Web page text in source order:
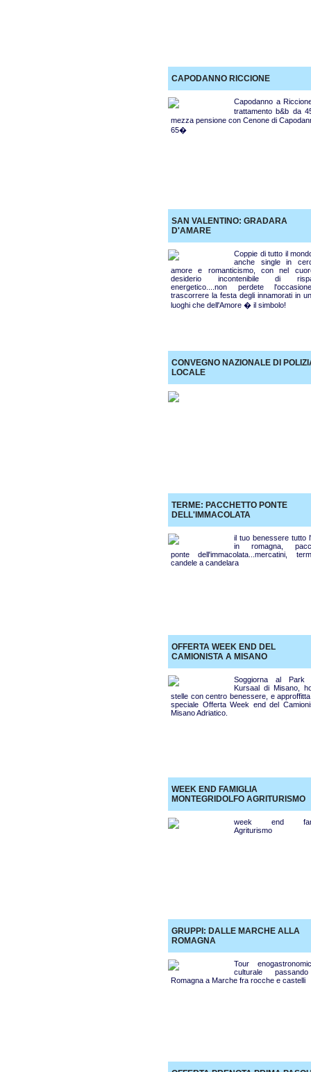
CAPODANNO RICCIONE
Capodanno a
trattamento b&b da
mezza pensione con Cenone di
65�
SAN VALENTINO: GRADARA
D'AMARE
Coppie di tutto il
anche single in
amore e romanticismo, con nel
desiderio incontenibile di
energetico....non perdete
trascorrere la festa degli innamorati in
luoghi che dell'Amore � il simbolo!
CONVEGNO NAZIONALE DI
LOCALE
TERME: PACCHETTO PONTE
DELL'IMMACOLATA
il tuo benessere tutto
in romagna,
ponte dell'immacolata...mercatini,
candele a candelara
OFFERTA WEEK END DEL
CAMIONISTA A MISANO
Soggiorna al Park
Kursaal di Misano,
stelle con centro benessere, e
speciale Offerta Week end del
Misano Adriatico.
WEEK END FAMIGLIA
MONTEGRIDOLFO AGRITURISMO
week end
Agriturismo
GRUPPI: DALLE MARCHE ALLA
ROMAGNA
Tour
culturale
Romagna a Marche fra rocche e castelli